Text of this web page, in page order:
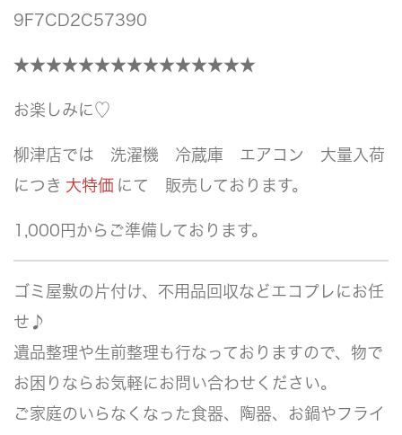
★★★★★★★★★★★★★★★
お楽しみに♡
柳津店では 洗濯機 冷蔵庫 エアコン 大量入荷
につき 大特価 にて 販売しております。
1,000円からご準備しております。
ゴミ屋敷の片付け、不用品回収などエコプレにお任
せ♪
遺品整理や生前整理も行なっておりますので、物で
お困りならお気軽にお問い合わせください。
ご家庭のいらなくなった食器、陶器、お鍋やフライ